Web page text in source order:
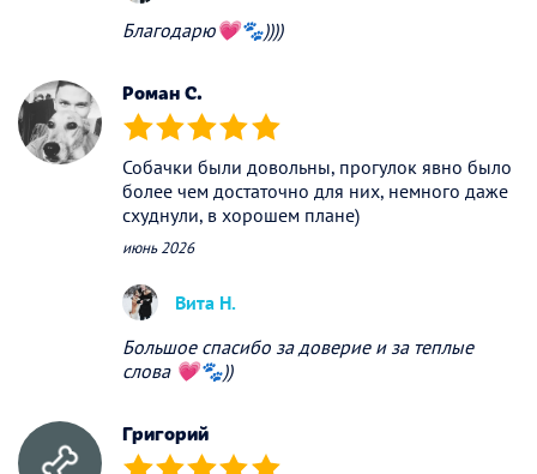
Благодарю💗🐾))))
Роман С.
(*) (*) (*) (*) (*)
Собачки были довольны, прогулок явно было
более чем достаточно для них, немного даже
схуднули, в хорошем плане)
июнь 2026
Вита Н.
Большое спасибо за доверие и за теплые
слова 💗🐾))
Григорий